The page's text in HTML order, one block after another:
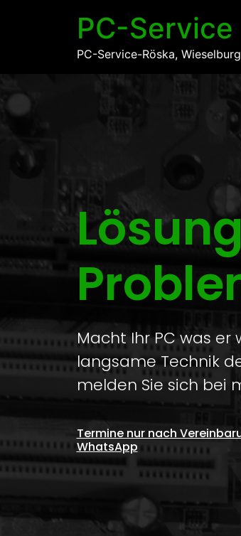
PC-Service
PC-Service-Röska, Wieselburg
Macht Ihr PC was er
langsame Technik
melden Sie sich bei
Termine nur nach
WhatsApp